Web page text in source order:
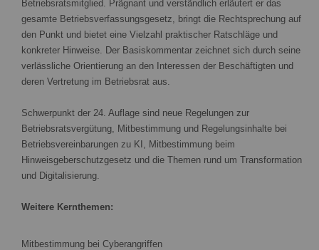
Betriebsratsmitglied. Prägnant und verständlich erläutert er das
gesamte Betriebsverfassungsgesetz, bringt die Rechtsprechung auf
den Punkt und bietet eine Vielzahl praktischer Ratschläge und
konkreter Hinweise. Der Basiskommentar zeichnet sich durch seine
verlässliche Orientierung an den Interessen der Beschäftigten und
deren Vertretung im Betriebsrat aus.
Schwerpunkt der 24. Auflage sind neue Regelungen zur
Betriebsratsvergütung, Mitbestimmung und Regelungsinhalte bei
Betriebsvereinbarungen zu KI, Mitbestimmung beim
Hinweisgeberschutzgesetz und die Themen rund um Transformation
und Digitalisierung.
Weitere Kernthemen:
Mitbestimmung bei Cyberangriffen